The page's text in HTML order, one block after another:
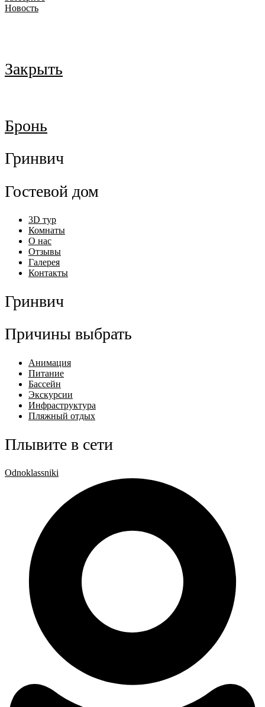
Новость
Закрыть
Бронь
Гринвич
Гостевой дом
3D тур
Комнаты
О нас
Отзывы
Галерея
Контакты
Гринвич
Причины выбрать
Анимация
Питание
Бассейн
Экскурсии
Инфраструктура
Пляжный отдых
Плывите в сети
Odnoklassniki